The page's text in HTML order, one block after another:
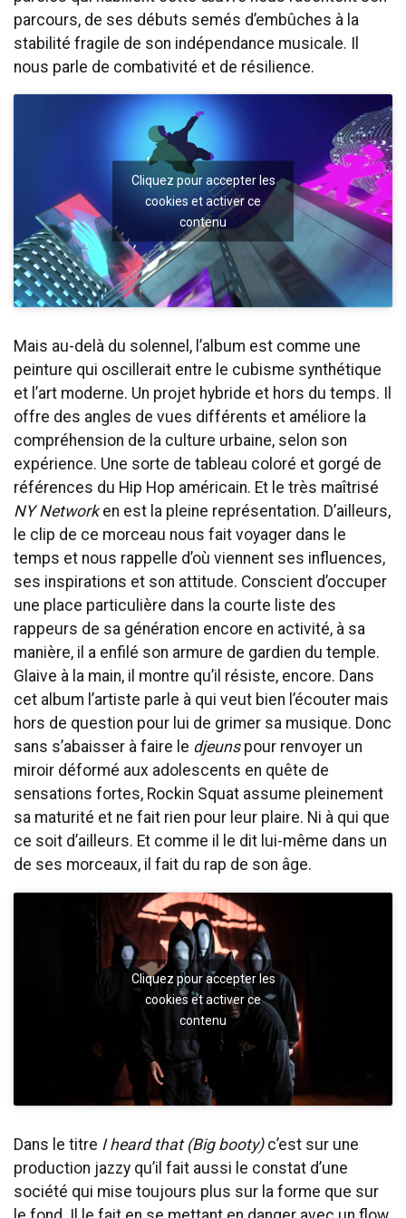
parcours, de ses débuts semés d’embûches à la
stabilité fragile de son indépendance musicale. Il
nous parle de combativité et de résilience.
Cliquez pour accepter les
cookies et activer ce
contenu
Mais au-delà du solennel, l’album est comme une
peinture qui oscillerait entre le cubisme synthétique
et l’art moderne. Un projet hybride et hors du temps. Il
offre des angles de vues différents et améliore la
compréhension de la culture urbaine, selon son
expérience. Une sorte de tableau coloré et gorgé de
références du Hip Hop américain. Et le très maîtrisé
NY Networken est la pleine représentation. D’ailleurs,
le clip de ce morceau nous fait voyager dans le
temps et nous rappelle d’où viennent ses influences,
ses inspirations et son attitude. Conscient d’occuper
une place particulière dans la courte liste des
rappeurs de sa génération encore en activité, à sa
manière, il a enfilé son armure de gardien du temple.
Glaive à la main, il montre qu’il résiste, encore. Dans
cet album l’artiste parle à qui veut bien l’écouter mais
hors de question pour lui de grimer sa musique. Donc
sans s’abaisser à faire le djeunspour renvoyer un
miroir déformé aux adolescents en quête de
sensations fortes, Rockin Squat assume pleinement
sa maturité et ne fait rien pour leur plaire. Ni à qui que
ce soit d’ailleurs. Et comme il le dit lui-même dans un
de ses morceaux, il fait du rap de son âge.
Cliquez pour accepter les
cookies et activer ce
contenu
Dans le titre I heard that (Big booty)c’est sur une
production jazzy qu’il fait aussi le constat d’une
société qui mise toujours plus sur la forme que sur